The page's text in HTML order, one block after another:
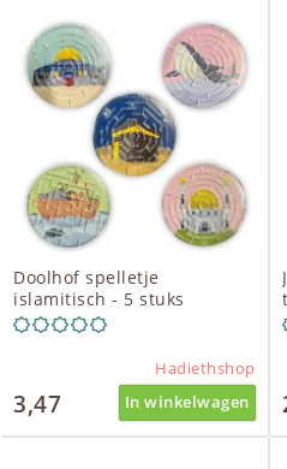
Doolhof spelletje
islamitisch - 5 stuks
Hadiethshop
3,47 In winkelwagen